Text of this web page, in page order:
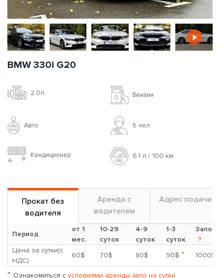
BMW 330i G20
2.0л Бензин
Авто 5 чел
Кондиционер 6.1 л / 100 км
Прокат без
водителя
Аренда с
водителем
Адрес подачи
Период
от 1
мес.
10-29
суток
4-9
суток
1-3
суток
Залог
?
Цена за сутки(с
НДС)
60$ 70$ 80$ 90$ * 1000$
* Ознакомиться с условиями аренды авто на сутки